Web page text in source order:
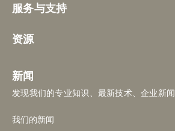
服务与支持
资源
新闻
发现我们的专业知识、最新技术、企业新闻
我们的新闻